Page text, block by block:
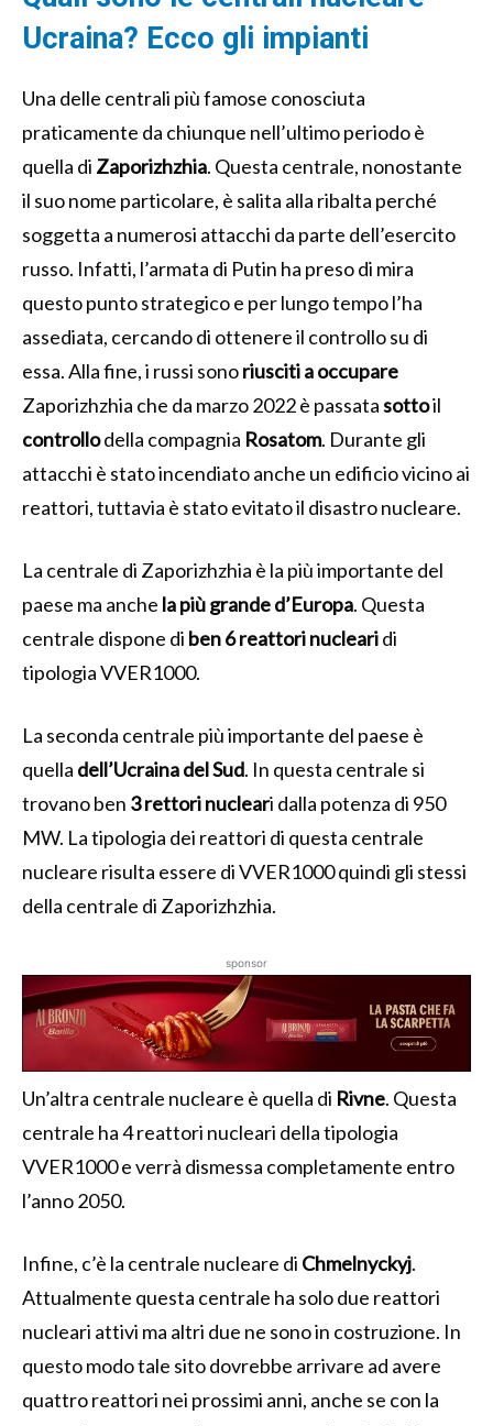
Ucraina? Ecco gli impianti
Una delle centrali più famose conosciuta
praticamente da chiunque nell’ultimo periodo è
quella di Zaporizhzhia. Questa centrale, nonostante
il suo nome particolare, è salita alla ribalta perché
soggetta a numerosi attacchi da parte dell’esercito
russo. Infatti, l’armata di Putin ha preso di mira
questo punto strategico e per lungo tempo l’ha
assediata, cercando di ottenere il controllo su di
essa. Alla fine, i russi sonoriusciti a occupare
Zaporizhzhia che da marzo 2022 è passatasottoil
controllodella compagnia Rosatom. Durante gli
attacchi è stato incendiato anche un edificio vicino ai
reattori, tuttavia è stato evitato il disastro nucleare.
La centrale di Zaporizhzhia è la più importante del
paese ma anche la più grande d’Europa. Questa
centrale dispone di ben 6 reattori nuclearidi
tipologia VVER1000.
La seconda centrale più importante del paese è
quella dell’Ucraina del Sud. In questa centrale si
trovano ben 3 rettori nucleari dalla potenza di 950
MW. La tipologia dei reattori di questa centrale
nucleare risulta essere di VVER1000 quindi gli stessi
della centrale di Zaporizhzhia.
sponsor
Un’altra centrale nucleare è quella di Rivne. Questa
centrale ha 4 reattori nucleari della tipologia
VVER1000 e verrà dismessa completamente entro
l’anno 2050.
Infine, c’è la centrale nucleare di Chmelnyckyj.
Attualmente questa centrale ha solo due reattori
nucleari attivi ma altri due ne sono in costruzione. In
questo modo tale sito dovrebbe arrivare ad avere
quattro reattori nei prossimi anni, anche se con la